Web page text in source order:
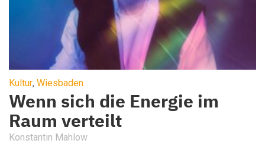
Kultur, Wiesbaden
Wenn sich die Energie im
Raum verteilt
Konstantin Mahlow